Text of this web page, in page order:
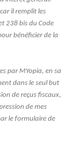
il remplit les
238 bis du Code
bénéficier de la
par MYopia, en sa
dans le seul but
de reçus fiscaux,
de mes
le formulaire de